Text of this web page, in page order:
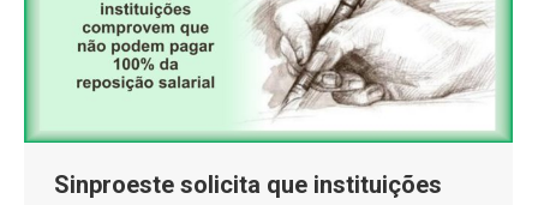
Sinproeste solicita que instituições